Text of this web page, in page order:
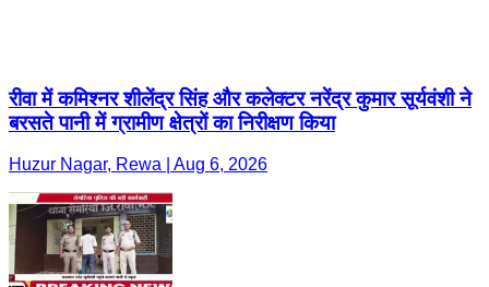
रीवा में कमिश्नर शीलेंद्र सिंह और कलेक्टर नरेंद्र कुमार सूर्यवंशी ने
बरसते पानी में ग्रामीण क्षेत्रों का निरीक्षण किया
Huzur Nagar, Rewa | Aug 6, 2026